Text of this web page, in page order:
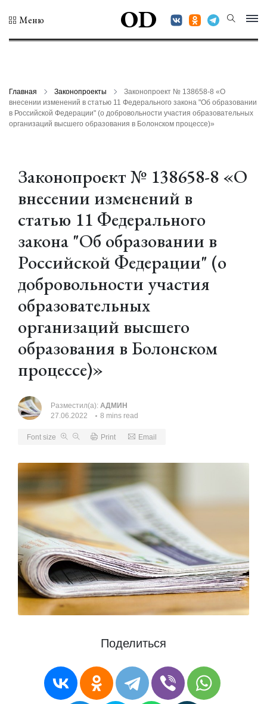
Меню OD
Главная Законопроекты
Законопроект № 138658-8 «О
внесении изменений в статью 11 Федерального закона "Об образовании
в Российской Федерации" (о добровольности участия образовательных
организаций высшего образования в Болонском процессе)»
Законопроект № 138658-8 «О
внесении изменений в
статью 11 Федерального
закона "Об образовании в
Российской Федерации" (о
добровольности участия
образовательных
организаций высшего
образования в Болонском
процессе)»
Разместил(а): АДМИН
27.06.2022
8 mins read
Font size Print Email
Поделиться